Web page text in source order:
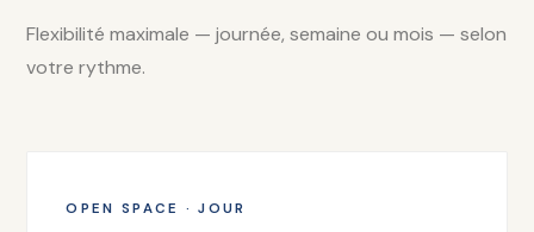
Flexibilité maximale — journée, semaine ou mois — selon
votre rythme.
OPEN SPACE · JOUR